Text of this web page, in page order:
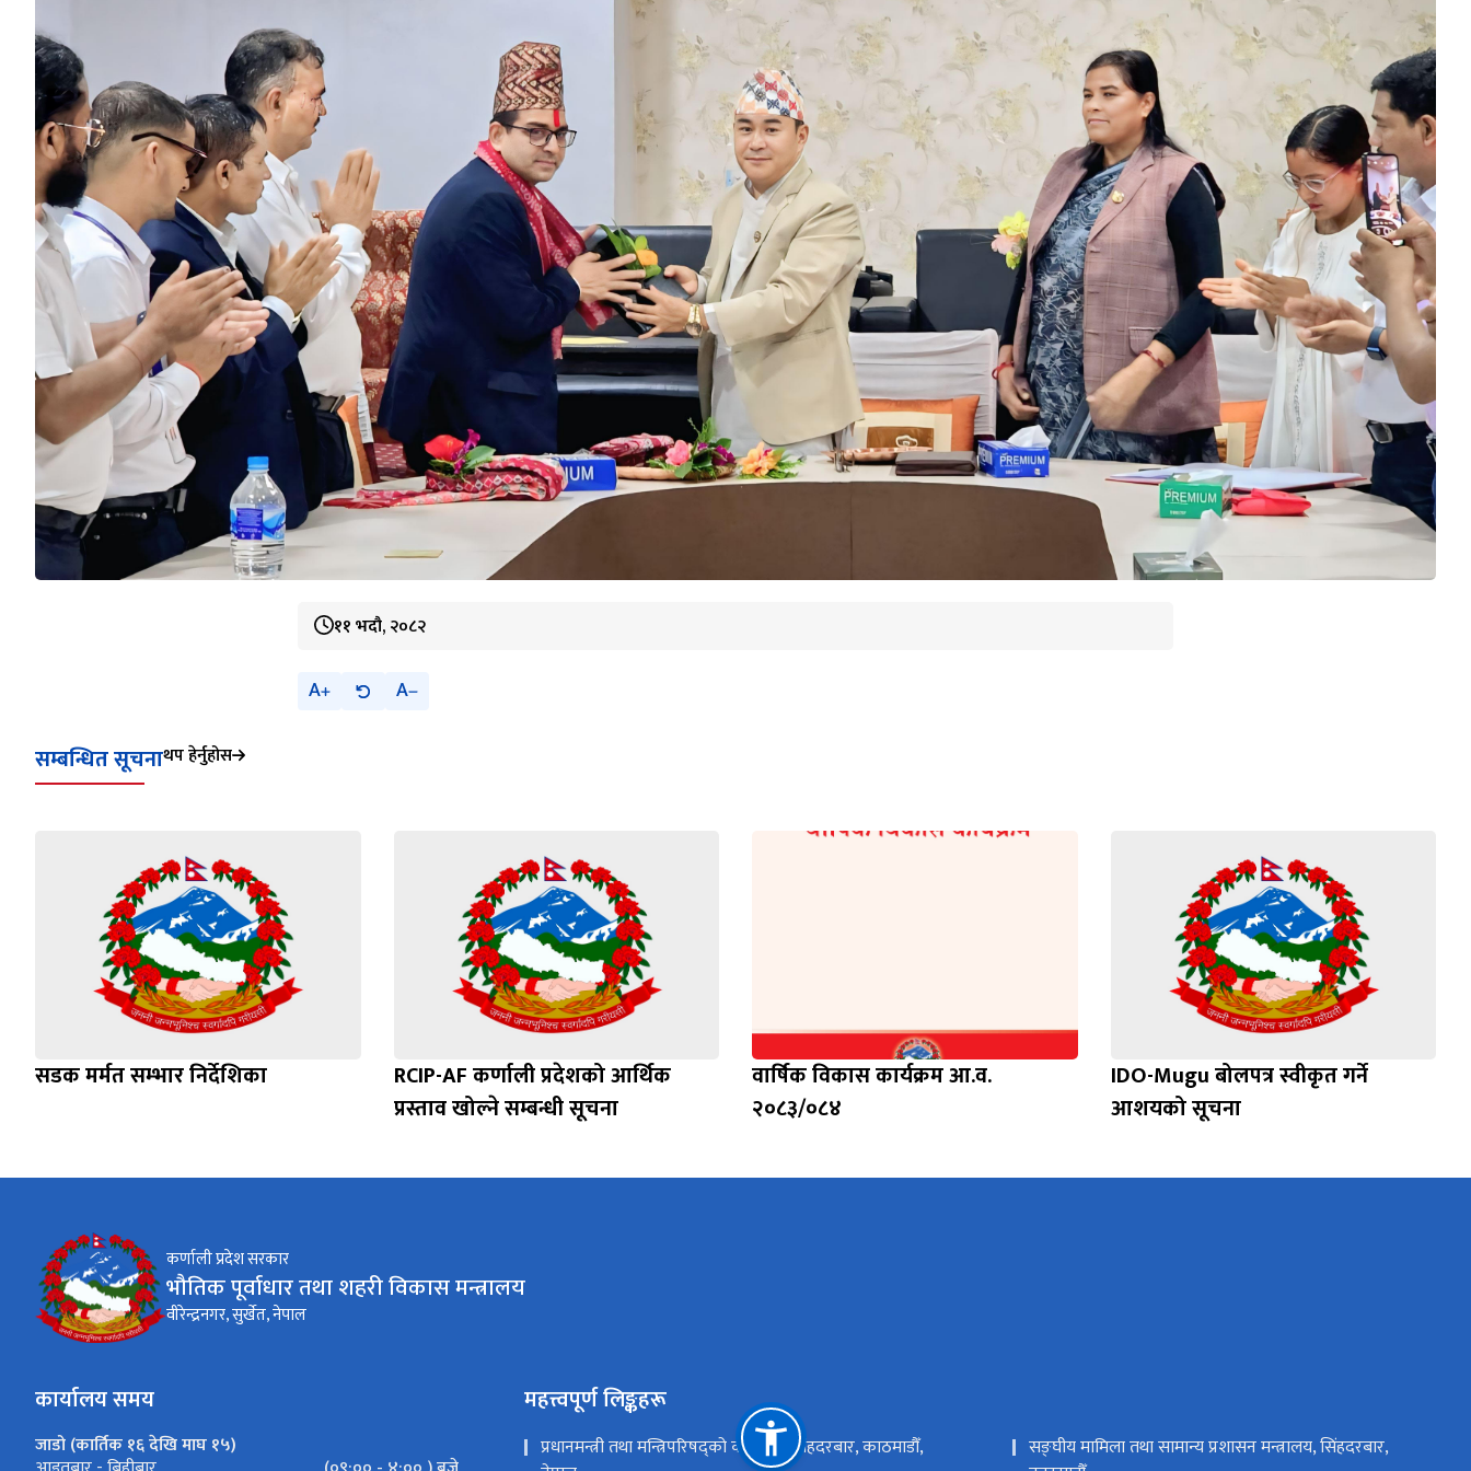
११ भदौ, २०८२
A A
सम्बन्धित सूचनाथप हेर्नुहोस
सडक मर्मत सम्भार निर्देशिका
RCIP-AF कर्णाली प्रदेशको आर्थिक
प्रस्ताव खोल्ने सम्बन्धी सूचना
वार्षिक विकास कार्यक्रम आ.व.
२०८३/०८४
IDO-Mugu बोलपत्र स्वीकृत गर्ने
आशयको सूचना
कर्णाली प्रदेश सरकार
भौतिक पूर्वाधार तथा शहरी विकास मन्त्रालय
वीरेन्द्रनगर, सुर्खेत, नेपाल
कार्यालय समय
जाडो (कार्तिक १६ देखि माघ १५)
महत्त्वपूर्ण लिङ्कहरू
प्रधानमन्त्री तथा मन्त्रिपरिषद्को कार्यालय सिंहदरबार, काठमाडौँ,
सङ्‍घीय मामिला तथा सामान्य प्रशासन मन्त्रालय, सिंहदरबार,